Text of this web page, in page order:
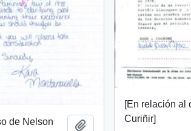
[En relación al
Curiñir]
de Nelson
Añadir al portapapeles